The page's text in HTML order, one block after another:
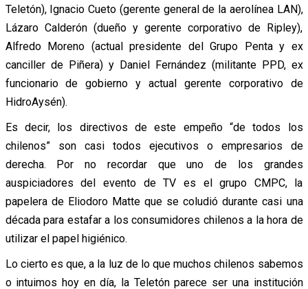
Teletón), Ignacio Cueto (gerente general de la aerolínea LAN),
Lázaro Calderón (dueño y gerente corporativo de Ripley),
Alfredo Moreno (actual presidente del Grupo Penta y ex
canciller de Piñera) y Daniel Fernández (militante PPD, ex
funcionario de gobierno y actual gerente corporativo de
HidroAysén).
Es decir, los directivos de este empeño “de todos los
chilenos” son casi todos ejecutivos o empresarios de
derecha. Por no recordar que uno de los grandes
auspiciadores del evento de TV es el grupo CMPC, la
papelera de Eliodoro Matte que se coludió durante casi una
década para estafar a los consumidores chilenos a la hora de
utilizar el papel higiénico.
Lo cierto es que, a la luz de lo que muchos chilenos sabemos
o intuimos hoy en día, la Teletón parece ser una institución